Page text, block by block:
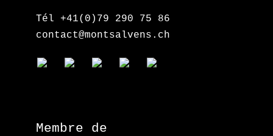
Tél +41(0)79 290 75 86
contact@montsalvens.ch
Membre de